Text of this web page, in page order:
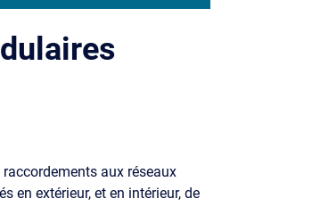
aux réseaux
en extérieur, et en intérieur, de